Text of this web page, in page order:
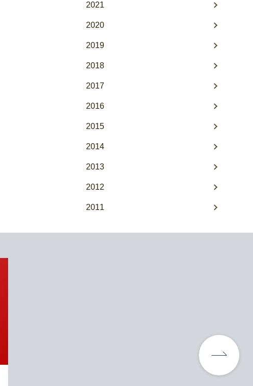
2021
2020
2019
2018
2017
2016
2015
2014
2013
2012
2011